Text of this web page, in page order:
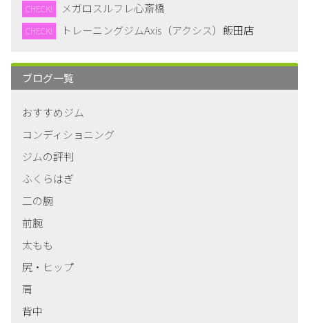
CHECK! メガロスルフレ心斎橋
CHECK! トレーニングジムAxis（アクシス）飯田店
ブログ一覧
おすすめジム
コンディショニング
ジムの評判
ふくらはぎ
二の腕
前腕
太もも
尻・ヒップ
肩
背中